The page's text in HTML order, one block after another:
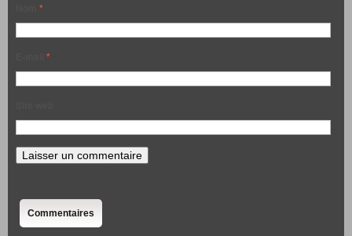
*
*
Commentaires